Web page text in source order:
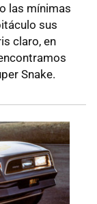
las mínimas
sus
claro, en
Snake.